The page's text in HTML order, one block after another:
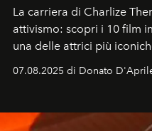
La carriera di Charlize
attivismo: scopri i 10 film
una delle attrici più
07.08.2025 di Donato